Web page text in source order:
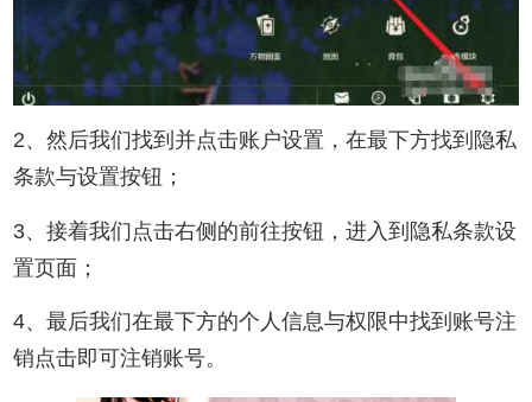
2、然后我们找到并点击账户设置，在最下方找到隐私
条款与设置按钮；
3、接着我们点击右侧的前往按钮，进入到隐私条款设
置页面；
4、最后我们在最下方的个人信息与权限中找到账号注
销点击即可注销账号。